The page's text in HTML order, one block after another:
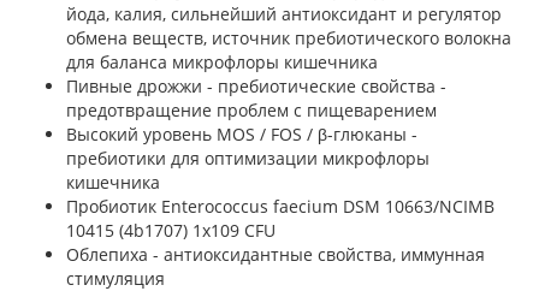
йода, калия, сильнейший антиоксидант и регулятор
обмена веществ, источник пребиотического волокна
для баланса микрофлоры кишечника
Пивные дрожжи - пребиотические свойства -
предотвращение проблем с пищеварением
Высокий уровень MOS / FOS / β-глюканы -
пребиотики для оптимизации микрофлоры
кишечника
Пробиотик Enterococcus faecium DSM 10663/NCIMB
10415 (4b1707) 1x109 CFU
Облепиха - антиоксидантные свойства, иммунная
стимуляция